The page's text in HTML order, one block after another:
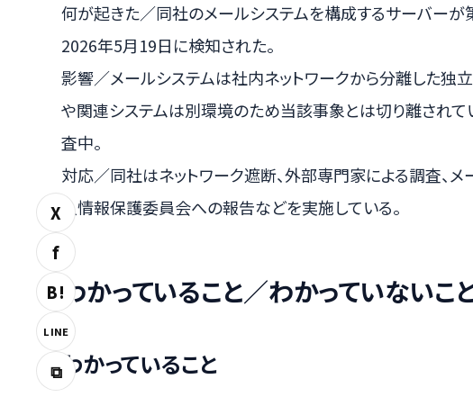
X
f
B!
LINE
⧉
何が起きた／同社のメールシステムを構成するサーバーが
2026年5月19日に検知された。
影響／メールシステムは社内ネットワークから分離した独
や関連システムは別環境のため当該事象とは切り離されて
査中。
対応／同社はネットワーク遮断、外部専門家による調査、
人情報保護委員会への報告などを実施している。
わかっていること／わかっていないこ
わかっていること